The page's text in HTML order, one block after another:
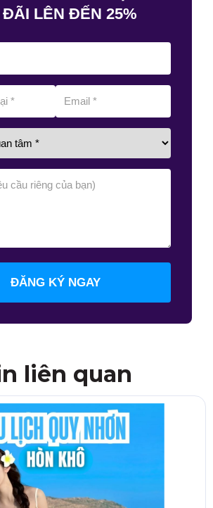
LÊN ĐẾN 25%
ĐĂNG KÝ NGAY
liên quan